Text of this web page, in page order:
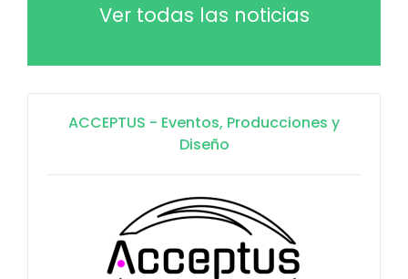
Ver todas las noticias
ACCEPTUS - Eventos, Producciones y
Diseño